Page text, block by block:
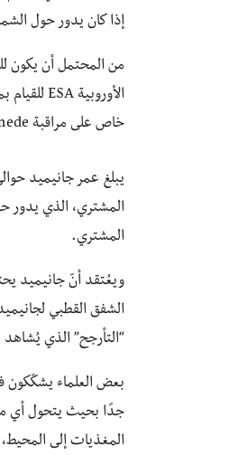
إذا كان يدور حول
من المحتمل أن يكون
خاص على مراقبة Ganymede.
المشتري.
الشفق القطبي
“التأرجح” الذي
بعض العلماء يشكّكون
جدًا بحيث يتحول أي
المغذيات إلى